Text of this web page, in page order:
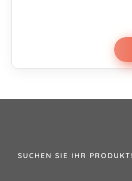
SUCHEN SIE IHR PRODUKT!